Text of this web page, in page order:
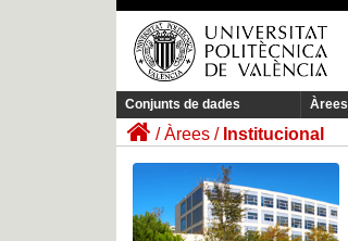
Conjunts de dades Àrees
Àrees Institucional